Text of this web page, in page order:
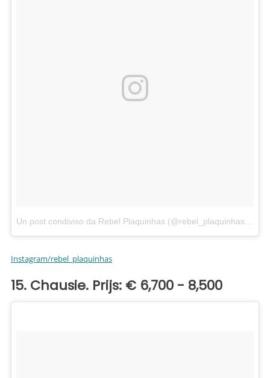
Instagram/rebel_plaquinhas
15. Chausie. Prijs: € 6,700 - 8,500